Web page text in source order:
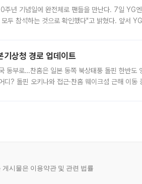
년 기념일에 완전체로 팬들을 만난다. 7일 YG
두 참석하는 것으로 확인했다"고 밝혔다. 앞서
상청 경로 업데이트
동부로…찬홈은 일본 동쪽 북상태풍 돌핀 한반도
? 돌핀 오키나와 접근·찬홈 웨이크섬 근해 이동